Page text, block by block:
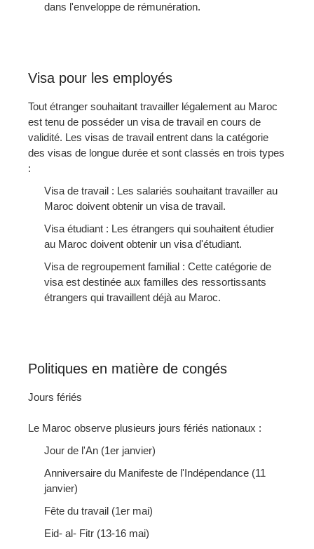
dans l'enveloppe de rémunération.
Visa pour les employés
Tout étranger souhaitant travailler légalement au Maroc
est tenu de posséder un visa de travail en cours de
validité. Les visas de travail entrent dans la catégorie
des visas de longue durée et sont classés en trois types
:
Visa de travail : Les salariés souhaitant travailler au
Maroc doivent obtenir un visa de travail.
Visa étudiant : Les étrangers qui souhaitent étudier
au Maroc doivent obtenir un visa d'étudiant.
Visa de regroupement familial : Cette catégorie de
visa est destinée aux familles des ressortissants
étrangers qui travaillent déjà au Maroc.
Politiques en matière de congés
Jours fériés
Le Maroc observe plusieurs jours fériés nationaux :
Jour de l'An (1er janvier)
Anniversaire du Manifeste de l'Indépendance (11
janvier)
Fête du travail (1er mai)
Eid- al- Fitr (13-16 mai)